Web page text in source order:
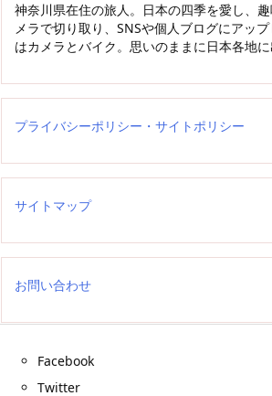
神奈川県在住の旅人。日本の四季を愛し、
メラで切り取り、SNSや個人ブログにアッ
はカメラとバイク。思いのままに日本各地に
プライバシーポリシー・サイトポリシー
サイトマップ
お問い合わせ
Facebook
Twitter